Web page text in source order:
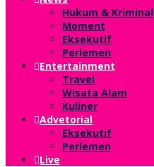
Hukum & Kriminal
Moment
Eksekutif
Perlemen
Entertainment
Travel
Wisata Alam
Kuliner
Advetorial
Eksekutif
Perlemen
Live